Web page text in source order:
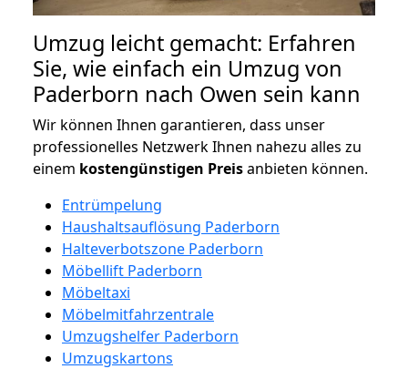
Umzug leicht gemacht: Erfahren
Sie, wie einfach ein Umzug von
Paderborn nach Owen sein kann
Wir können Ihnen garantieren, dass unser
professionelles Netzwerk Ihnen nahezu alles zu
einem kostengünstigen Preisanbieten können.
Entrümpelung
Haushaltsauflösung Paderborn
Halteverbotszone Paderborn
Möbellift Paderborn
Möbeltaxi
Möbelmitfahrzentrale
Umzugshelfer Paderborn
Umzugskartons